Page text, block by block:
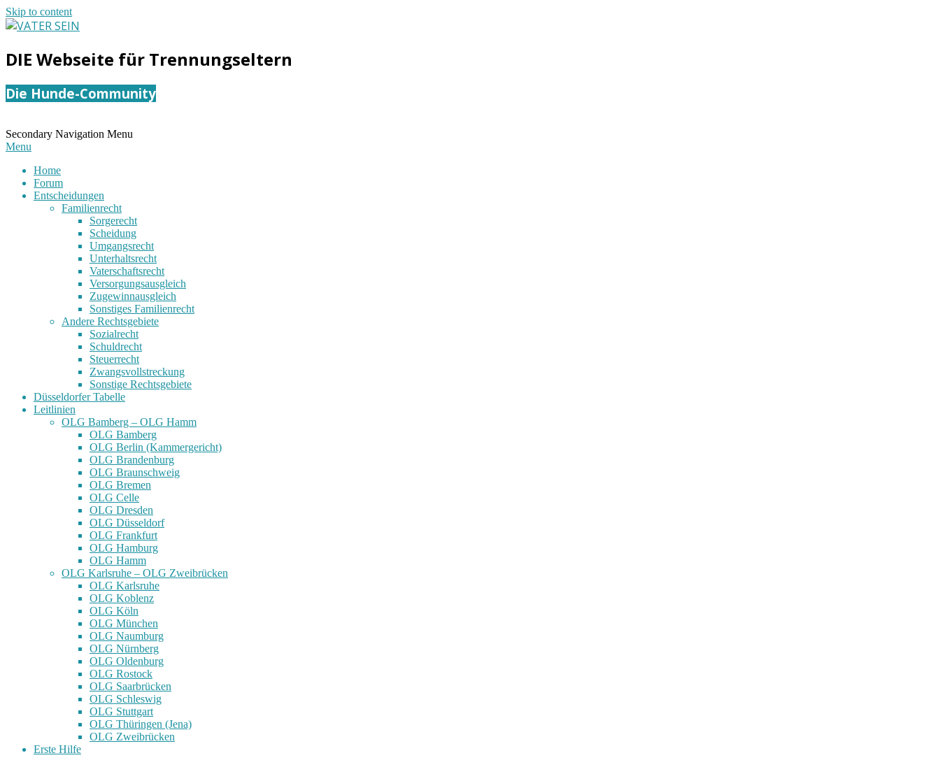
Skip to content
SEIN
DIE Webseite für Trennungseltern
Die Hunde-Community
Secondary Navigation Menu
Menu
Home
Forum
Entscheidungen
Familienrecht
Sorgerecht
Scheidung
Umgangsrecht
Unterhaltsrecht
Vaterschaftsrecht
Versorgungsausgleich
Zugewinnausgleich
Sonstiges Familienrecht
Andere Rechtsgebiete
Sozialrecht
Schuldrecht
Steuerrecht
Zwangsvollstreckung
Sonstige Rechtsgebiete
Düsseldorfer Tabelle
Leitlinien
OLG Bamberg – OLG Hamm
OLG Bamberg
OLG Berlin (Kammergericht)
OLG Brandenburg
OLG Braunschweig
OLG Bremen
OLG Celle
OLG Dresden
OLG Düsseldorf
OLG Frankfurt
OLG Hamburg
OLG Hamm
OLG Karlsruhe – OLG Zweibrücken
OLG Karlsruhe
OLG Koblenz
OLG Köln
OLG München
OLG Naumburg
OLG Nürnberg
OLG Oldenburg
OLG Rostock
OLG Saarbrücken
OLG Schleswig
OLG Stuttgart
OLG Thüringen (Jena)
OLG Zweibrücken
Erste Hilfe